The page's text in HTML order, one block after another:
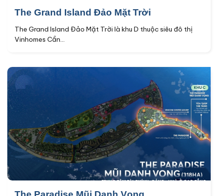
The Grand Island Đảo Mặt Trời
The Grand Island Đảo Mặt Trời là khu D thuộc siêu đô thị
Vinhomes Cần...